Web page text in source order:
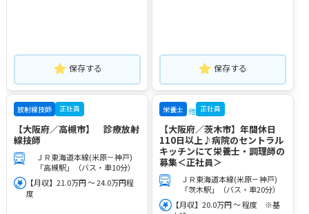
保存する 保存する
放射線技師 正社員
【大阪府／高槻市】 診療放射
線技師
ＪＲ東海道本線(米原－神戸)
「高槻駅」（バス・車10分）
【月収】21.0万円 ～ 24.0万円程
度
栄養士 他 正社員
【大阪府／茨木市】年間休日
110日以上♪病院のセントラル
キッチンにて栄養士・調理師の
募集＜正社員＞
ＪＲ東海道本線(米原－神戸)
「茨木駅」（バス・車20分）
【月収】20.0万円 ～ 程度 ※基